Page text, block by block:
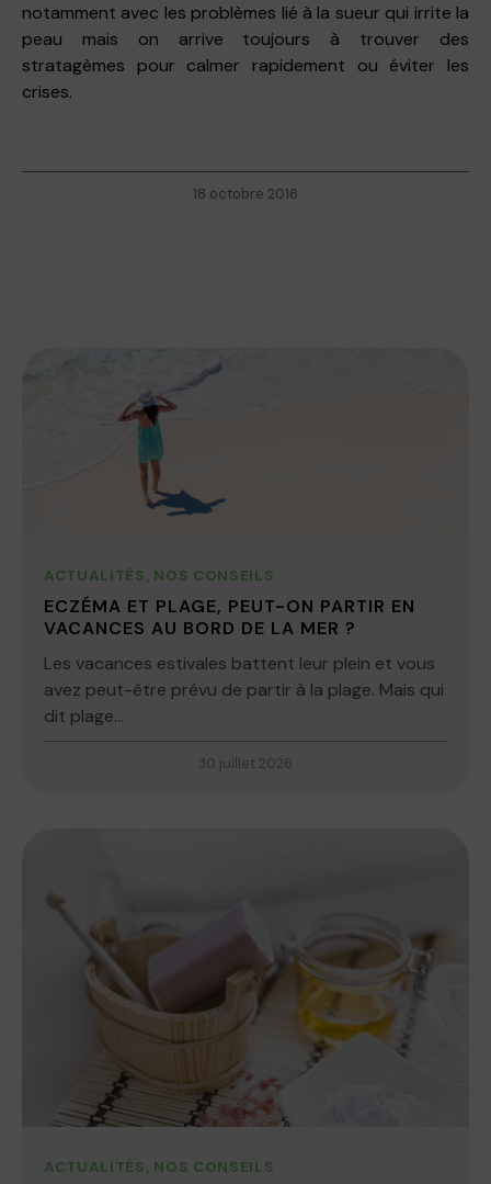
notamment avec les problèmes lié à la sueur qui irrite la
peau mais on arrive toujours à trouver des
stratagèmes pour calmer rapidement ou éviter les
crises.
18 octobre 2016
ACTUALITÉS, NOS CONSEILS
ECZÉMA ET PLAGE, PEUT-ON PARTIR EN
VACANCES AU BORD DE LA MER ?
Les vacances estivales battent leur plein et vous
avez peut-être prévu de partir à la plage. Mais qui
dit plage...
30 juillet 2026
ACTUALITÉS, NOS CONSEILS